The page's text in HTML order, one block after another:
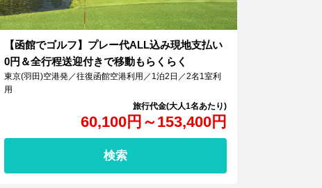
【函館でゴルフ】プレー代ALL込み現地支払い
0円＆全行程送迎付きで移動もらくらく
60,100円 ～153,400円
東京(羽田)空港発／往復函館空港利用／1泊2日／2名1室利
用
検索